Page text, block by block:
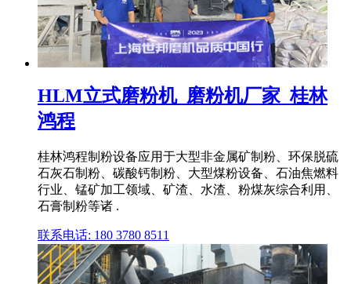
HLM立式磨粉机_磨粉机厂家_桂林
鸿程
桂林鸿程制粉设备应用于大型非金属矿制粉、环保脱硫
石灰石制粉、碳酸钙制粉、大型煤粉设备、石油焦燃料
行业、锰矿加工领域、矿渣、水渣、粉煤灰综合利用、
石膏制粉等诸 .
联系电话: 180 3780 8511